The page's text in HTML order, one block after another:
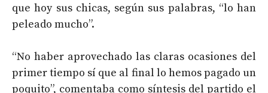
que hoy sus chicas, según sus palabras, “lo han
peleado mucho”.
“No haber aprovechado las claras ocasiones del
primer tiempo sí que al final lo hemos pagado un
poquito”, comentaba como síntesis del partido el